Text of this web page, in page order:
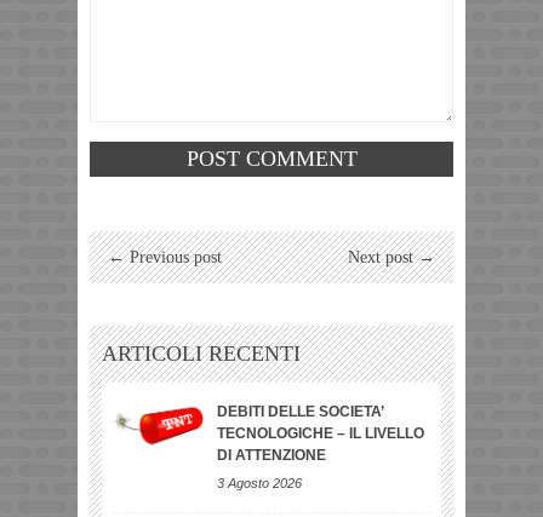
← Previous post Next post →
ARTICOLI RECENTI
DEBITI DELLE SOCIETA’
TECNOLOGICHE – IL LIVELLO
DI ATTENZIONE
3 Agosto 2026